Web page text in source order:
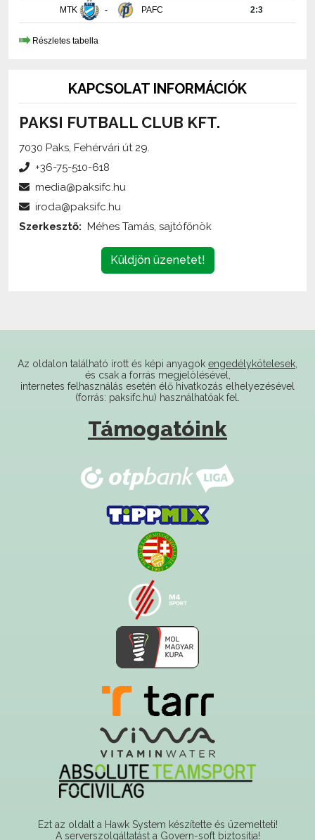
Részletes tabella
PAKSI FUTBALL CLUB KFT.
7030 Paks, Fehérvári út 29.
Küldjön üzenetet!
internetes felhasználás esetén élő hivatkozás elhelyezésével
(forrás: paksifc.hu) használhatóak fel.
Támogatóink
Ezt az oldalt a Hawk System készítette és üzemelteti!